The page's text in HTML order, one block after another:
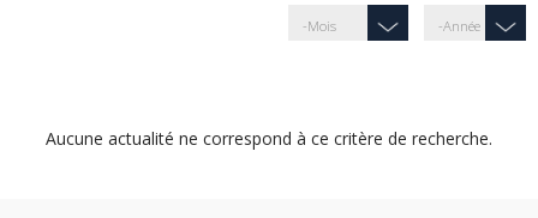
Aucune actualité ne correspond à ce critère de recherche.